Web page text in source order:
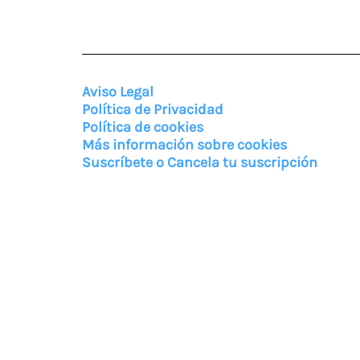
Aviso Legal
Política de Privacidad
Política de cookies
Más información sobre cookies
Suscríbete o Cancela tu suscripción